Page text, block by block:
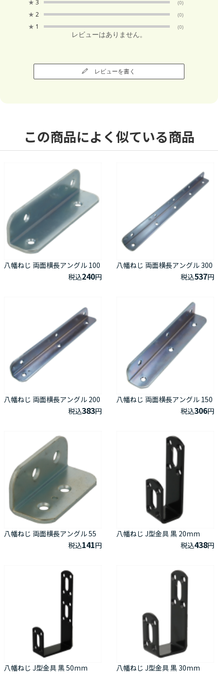
★ 3 (0)
★ 2 (0)
★ 1 (0)
レビューはありません。
レビューを書く
この商品によく似ている商品
八幡ねじ 両面横長アングル 100
税込240円
八幡ねじ 両面横長アングル 300
税込537円
八幡ねじ 両面横長アングル 200
税込383円
八幡ねじ 両面横長アングル 150
税込306円
八幡ねじ 両面横長アングル 55
税込141円
八幡ねじ J型金具 黒 20mm
税込438円
八幡ねじ J型金具 黒 50mm
八幡ねじ J型金具 黒 30mm